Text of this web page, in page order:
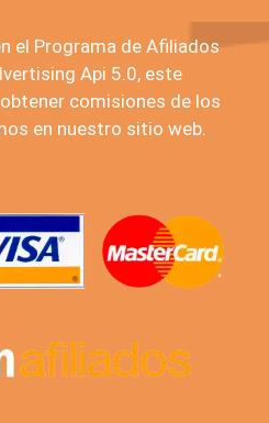
el Programa de Afiliados
Api 5.0, este
comisiones de los
en nuestro sitio web.